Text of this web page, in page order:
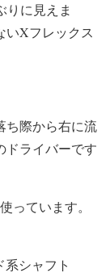
りに見えま
いXフレックス
ち際から右に流
ドライバーです
っています。
シャフト